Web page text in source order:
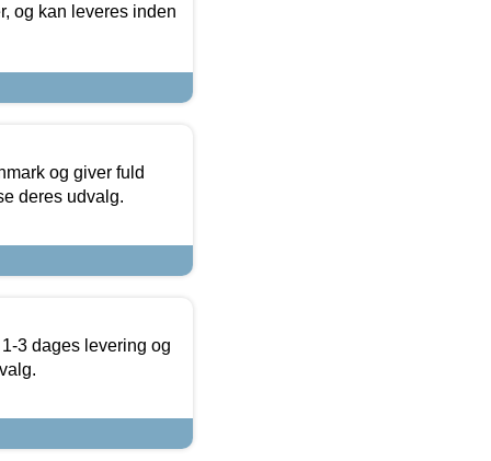
og kan leveres inden
og giver fuld
deres udvalg.
3 dages levering og